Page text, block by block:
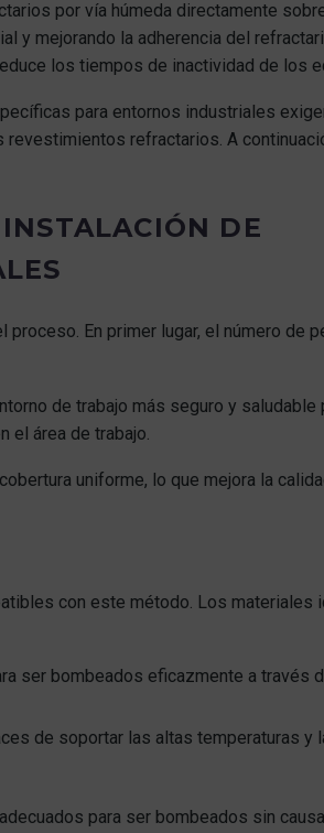
por vía húmeda directamente
y mejorando la adherencia del
los tiempos de inactividad de los
para entornos industriales
refractarios. A
DE
En primer lugar, el número de
de trabajo más seguro y saludable
área de trabajo.
uniforme, lo que mejora la
con este método. Los materiales
ser bombeados eficazmente a través
de soportar las altas temperaturas y
para ser bombeados sin